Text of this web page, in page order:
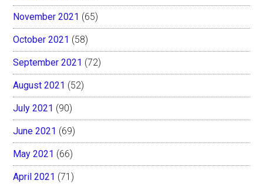
November 2021 (65)
October 2021 (58)
September 2021 (72)
August 2021 (52)
July 2021 (90)
June 2021 (69)
May 2021 (66)
April 2021 (71)